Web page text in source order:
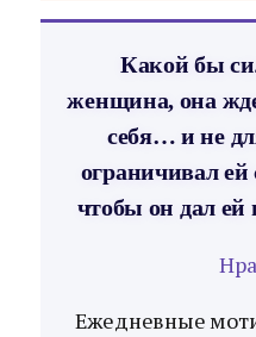
Какой бы
женщина, она
себя… и не
ограничивал ей
чтобы он дал ей
Ежедневные